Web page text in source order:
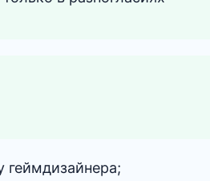
геймдизайнера;